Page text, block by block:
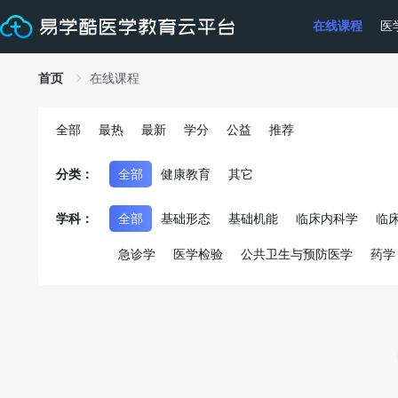
在线课程 医
首页 在线课程
全部 最热 最新 学分 公益 推荐
分类： 全部 健康教育 其它
学科： 全部 基础形态 基础机能 临床内科学 临
急诊学 医学检验 公共卫生与预防医学 药学